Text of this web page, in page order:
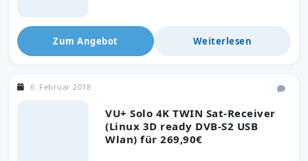
Zum Angebot Weiterlesen
VU+ Solo 4K TWIN Sat-Receiver
(Linux 3D ready DVB-S2 USB
Wlan) für 269,90€
6. Februar 2018